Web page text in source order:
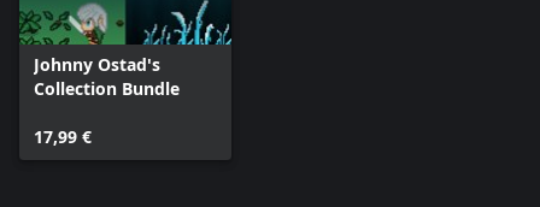
Johnny Ostad's
Collection Bundle
17,99 €